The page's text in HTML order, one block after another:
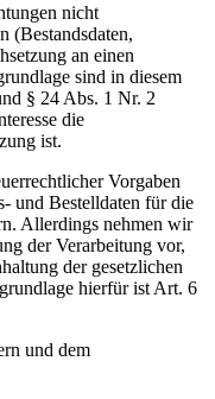
nicht
(Bestandsdaten,
an einen
sind in diesem
§ 24 Abs. 1 Nr. 2
die
ist.
Vorgaben
und Bestelldaten für die
Allerdings nehmen wir
der Verarbeitung vor,
der gesetzlichen
hierfür ist Art. 6
und dem